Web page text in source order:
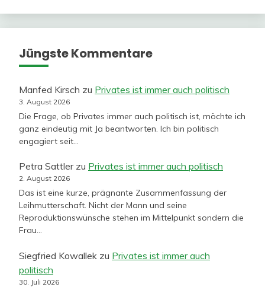
Jüngste Kommentare
Manfed Kirsch zu Privates ist immer auch politisch
3. August 2026
Die Frage, ob Privates immer auch politisch ist, möchte ich
ganz eindeutig mit Ja beantworten. Ich bin politisch
engagiert seit…
Petra Sattlerzu Privates ist immer auch politisch
2. August 2026
Das ist eine kurze, prägnante Zusammenfassung der
Leihmutterschaft. Nicht der Mann und seine
Reproduktionswünsche stehen im Mittelpunkt sondern die
Frau…
Siegfried Kowallek zu Privates ist immer auch
politisch
30. Juli 2026